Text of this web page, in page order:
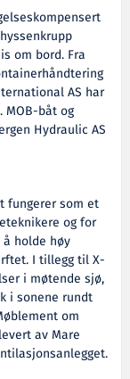
om bord. Fra
AS har
MOB-båt og
Hydraulic AS
fungerer som et
og for
holde høy
I tillegg til X-
i møtende sjø,
i sonene rundt
om
av Mare